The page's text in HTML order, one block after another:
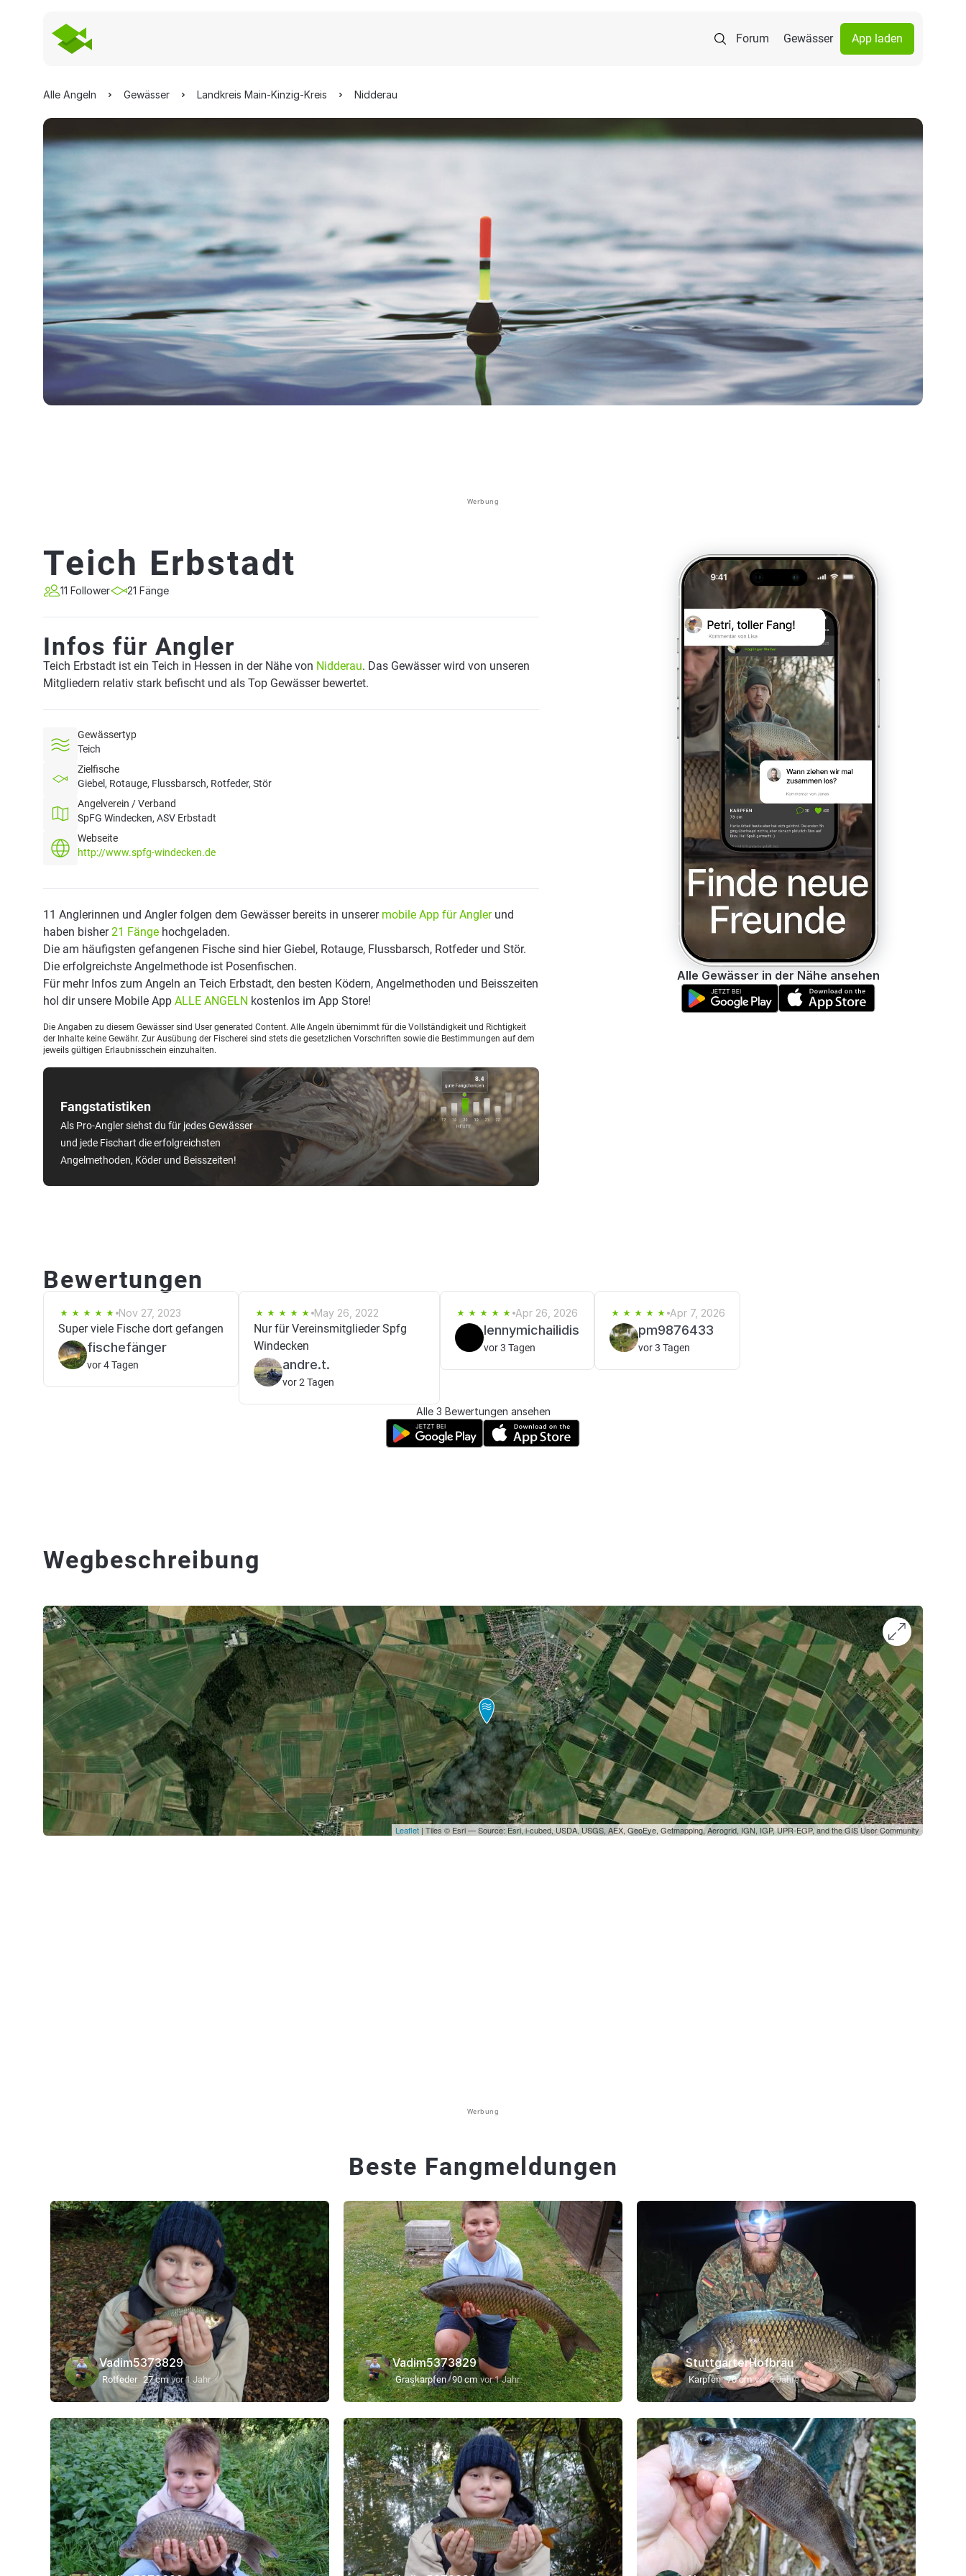
Forum Gewässer App laden
Alle Angeln Gewässer Landkreis Main-Kinzig-Kreis Nidderau
Werbung
Teich Erbstadt
11 Follower 21 Fänge
Infos für Angler
Teich Erbstadt ist ein Teich in Hessen in der Nähe von Nidderau. Das Gewässer wird von unseren
Mitgliedern relativ stark befischt und als Top Gewässer bewertet.
Gewässertyp
Teich
Zielfische
Giebel, Rotauge, Flussbarsch, Rotfeder, Stör
Angelverein / Verband
SpFG Windecken, ASV Erbstadt
Webseite
http://www.spfg-windecken.de
Fangstatistiken
Als Pro-Angler siehst du für jedes Gewässer
und jede Fischart die erfolgreichsten
Angelmethoden, Köder und Beisszeiten!
11 Anglerinnen und Angler folgen dem Gewässer bereits in unserer mobile App für Anglerund
haben bisher21 Fänge hochgeladen.
Die am häufigsten gefangenen Fische sind hier Giebel, Rotauge, Flussbarsch, Rotfeder und Stör.
Die erfolgreichste Angelmethode ist Posenfischen.
Für mehr Infos zum Angeln an Teich Erbstadt, den besten Ködern, Angelmethoden und Beisszeiten
hol dir unsere Mobile App ALLE ANGELN kostenlos im App Store!
Die Angaben zu diesem Gewässer sind User generated Content. Alle Angeln übernimmt für die Vollständigkeit und Richtigkeit
der Inhalte keine Gewähr. Zur Ausübung der Fischerei sind stets die gesetzlichen Vorschriften sowie die Bestimmungen auf dem
jeweils gültigen Erlaubnisschein einzuhalten.
Alle Gewässer in der Nähe ansehen
Bewertungen
Nov 27, 2023
Super viele Fische dort gefangen
fischefänger
vor 4 Tagen
May 26, 2022
Nur für Vereinsmitglieder Spfg
Windecken
andre.t.
vor 2 Tagen
Apr 26, 2026
lennymichailidis
vor 3 Tagen
Apr 7, 2026
pm9876433
vor 3 Tagen
Alle 3 Bewertungen ansehen
Wegbeschreibung
Leaflet | Tiles © Esri — Source: Esri, i-cubed, USDA, USGS, AEX, GeoEye, Getmapping, Aerogrid, IGN, IGP, UPR-EGP, and the GIS User Community
Werbung
Beste Fangmeldungen
Vadim5373829
Rotfeder 27 cm vor 1 Jahr
Vadim5373829
Graskarpfen 90 cm vor 1 Jahr
StuttgarterHofbräu
Karpfen 70 cm vor 3 Jahre